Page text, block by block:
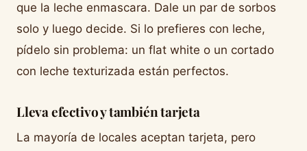
que la leche enmascara. Dale un par de sorbos
solo y luego decide. Si lo prefieres con leche,
pídelo sin problema: un flat white o un cortado
con leche texturizada están perfectos.
Lleva efectivo y también tarjeta
La mayoría de locales aceptan tarjeta, pero